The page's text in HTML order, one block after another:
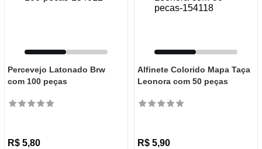
Percevejo Latonado Brw
com 100 peças
R$ 5,80
Alfinete Colorido Mapa Taça
Leonora com 50 peças
R$ 5,90